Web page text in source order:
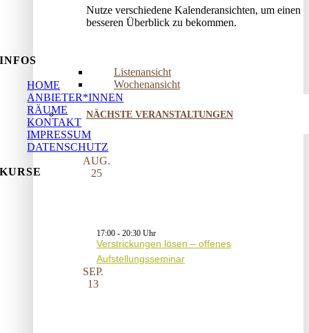
Nutze verschiedene Kalenderansichten, um einen
besseren Überblick zu bekommen.
Listenansicht
Wochenansicht
NÄCHSTE VERANSTALTUNGEN
AUG.
25
17:00 - 20:30
Verstrickungen lösen – offenes
Aufstellungsseminar
SEP.
13
INFOS
HOME
ANBIETER*INNEN
RÄUME
KONTAKT
IMPRESSUM
DATENSCHUTZ
KURSE